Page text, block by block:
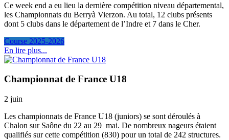
Ce week end a eu lieu la dernière compétition niveau départemental,
les Championnats du Berryà Vierzon. Au total, 12 clubs présents
dont 5 clubs dans le département de l’Indre et 7 dans le Cher.
Course 2025-2026
En lire plus...
Championnat de France U18
2 juin
Les championnats de France U18 (juniors) se sont déroulés à
Chalon sur Saône du 22 au 29 mai. De nombreux nageurs étaient
qualifiés sur cette compétition (830) pour un total de 242 structures.